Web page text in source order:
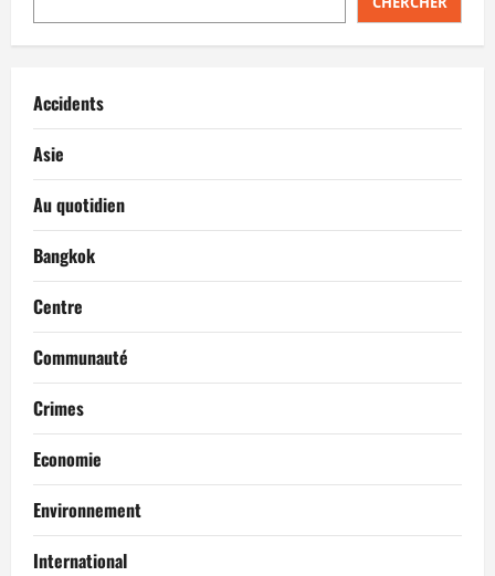
Accidents
Asie
Au quotidien
Bangkok
Centre
Communauté
Crimes
Economie
Environnement
International